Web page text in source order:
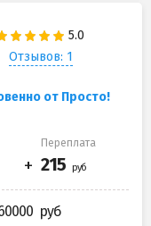
Отзывов: 1
от Просто!
Переплата